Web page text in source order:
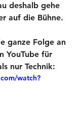
deshalb gehe
auf die Bühne.
ganze Folge an
YouTube für
nur Technik:
watch?